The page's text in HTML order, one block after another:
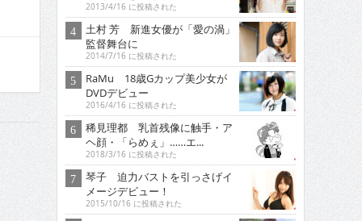
2013/4/16 に投稿された
土村 芳 新進女優が「愛の渦」
監督舞台に
2014/7/16 に投稿された
RaMu 18歳Gカップ美少女が
DVDデビュー
2016/4/16 に投稿された
稀見理都 乳首残像に触手・ア
ヘ顔・「らめぇ」……エ...
2018/3/16 に投稿された
琴子 迫力バストを引っさげイ
メージデビュー！
2015/10/16 に投稿された